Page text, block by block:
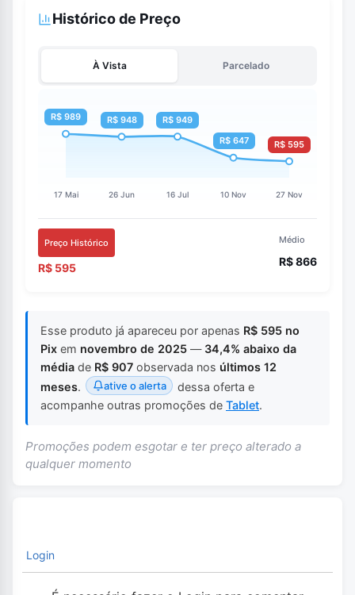
Histórico de Preço
À Vista Parcelado
Preço Histórico
R$ 595
Médio
R$ 866
Esse produto já apareceu por apenas R$ 595 no
Pix em novembro de 2025 — 34,4% abaixo da
média de R$ 907 observada nos últimos 12
meses. ative o alerta
dessa oferta e
acompanhe outras promoções de Tablet.
Promoções podem esgotar e ter preço alterado a
qualquer momento
Login